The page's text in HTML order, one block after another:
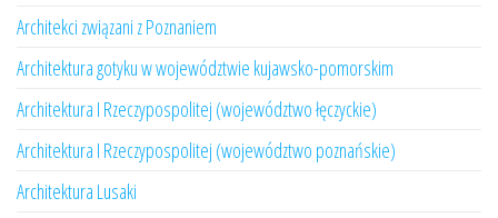
Architekci związani z Poznaniem
Architektura gotyku w województwie kujawsko-pomorskim
Architektura I Rzeczypospolitej (województwo łęczyckie)
Architektura I Rzeczypospolitej (województwo poznańskie)
Architektura Lusaki